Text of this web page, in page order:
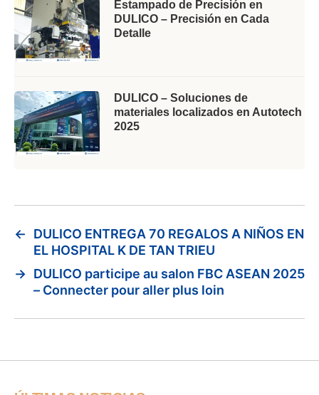
Estampado de Precisión en
DULICO – Precisión en Cada
Detalle
DULICO – Soluciones de
materiales localizados en Autotech
2025
←
DULICO ENTREGA 70 REGALOS A NIÑOS EN
EL HOSPITAL K DE TAN TRIEU
→ DULICO participe au salon FBC ASEAN 2025
– Connecter pour aller plus loin